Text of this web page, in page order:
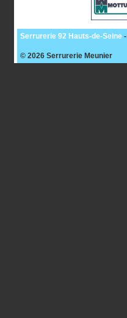
Serrurerie 92 Hauts-de-Seine-
© 2026 Serrurerie Meunier